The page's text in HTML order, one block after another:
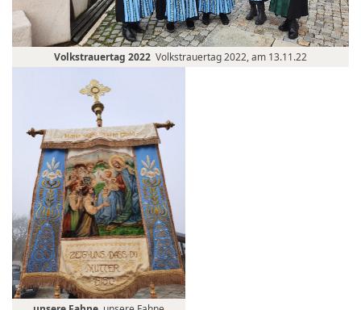
Volkstrauertag 2022 Volkstrauertag 2022, am 13.11.22